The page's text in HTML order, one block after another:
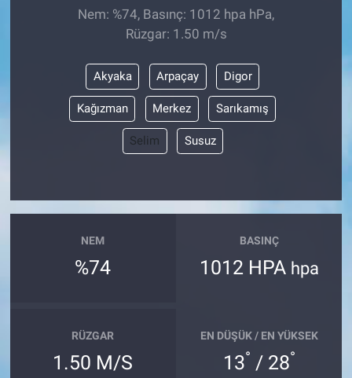
Nem: %74, Basınç: 1012 hpa hPa,
Rüzgar: 1.50 m/s
Akyaka Arpaçay Digor
Kağızman Merkez Sarıkamış
Selim Susuz
NEM
%74
BASINÇ
1012 HPA hpa
RÜZGAR
1.50 M/S
EN DÜŞÜK / EN YÜKSEK
13° / 28°